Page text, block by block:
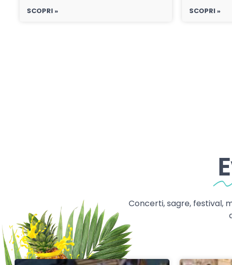
SCOPRI » SCOPRI »
Concerti, sagre, festival,